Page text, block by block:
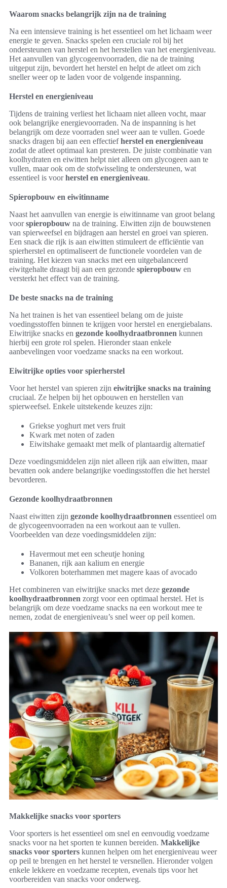
Waarom snacks belangrijk zijn na de training
Na een intensieve training is het essentieel om het lichaam weer
energie te geven. Snacks spelen een cruciale rol bij het
ondersteunen van herstel en het herstellen van het energieniveau.
Het aanvullen van glycogeenvoorraden, die na de training
uitgeput zijn, bevordert het herstel en helpt de atleet om zich
sneller weer op te laden voor de volgende inspanning.
Herstel en energieniveau
Tijdens de training verliest het lichaam niet alleen vocht, maar
ook belangrijke energievoorraden. Na de inspanning is het
belangrijk om deze voorraden snel weer aan te vullen. Goede
snacks dragen bij aan een effectiefherstel en energieniveau
zodat de atleet optimaal kan presteren. De juiste combinatie van
koolhydraten en eiwitten helpt niet alleen om glycogeen aan te
vullen, maar ook om de stofwisseling te ondersteunen, wat
essentieel is voorherstel en energieniveau.
Spieropbouw en eiwitinname
Naast het aanvullen van energie is eiwitinname van groot belang
voorspieropbouw na de training. Eiwitten zijn de bouwstenen
van spierweefsel en bijdragen aan herstel en groei van spieren.
Een snack die rijk is aan eiwitten stimuleert de efficiëntie van
spierherstel en optimaliseert de functionele voordelen van de
training. Het kiezen van snacks met een uitgebalanceerd
eiwitgehalte draagt bij aan een gezonde spieropbouw en
versterkt het effect van de training.
De beste snacks na de training
Na het trainen is het van essentieel belang om de juiste
voedingsstoffen binnen te krijgen voor herstel en energiebalans.
Eiwitrijke snacks en gezonde koolhydraatbronnen kunnen
hierbij een grote rol spelen. Hieronder staan enkele
aanbevelingen voor voedzame snacks na een workout.
Eiwitrijke opties voor spierherstel
Voor het herstel van spieren zijn eiwitrijke snacks na training
cruciaal. Ze helpen bij het opbouwen en herstellen van
spierweefsel. Enkele uitstekende keuzes zijn:
Griekse yoghurt met vers fruit
Kwark met noten of zaden
Eiwitshake gemaakt met melk of plantaardig alternatief
Deze voedingsmiddelen zijn niet alleen rijk aan eiwitten, maar
bevatten ook andere belangrijke voedingsstoffen die het herstel
bevorderen.
Gezonde koolhydraatbronnen
Naast eiwitten zijn gezonde koolhydraatbronnen essentieel om
de glycogeenvoorraden na een workout aan te vullen.
Voorbeelden van deze voedingsmiddelen zijn:
Havermout met een scheutje honing
Bananen, rijk aan kalium en energie
Volkoren boterhammen met magere kaas of avocado
Het combineren van eiwitrijke snacks met deze gezonde
koolhydraatbronnen zorgt voor een optimaal herstel. Het is
belangrijk om deze voedzame snacks na een workout mee te
nemen, zodat de energieniveau’s snel weer op peil komen.
Makkelijke snacks voor sporters
Voor sporters is het essentieel om snel en eenvoudig voedzame
snacks voor na het sporten te kunnen bereiden. Makkelijke
snacks voor sporters kunnen helpen om het energieniveau weer
op peil te brengen en het herstel te versnellen. Hieronder volgen
enkele lekkere en voedzame recepten, evenals tips voor het
voorbereiden van snacks voor onderweg.